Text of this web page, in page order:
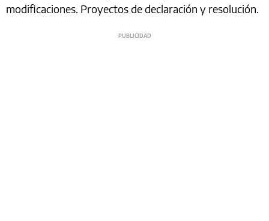
modificaciones. Proyectos de declaración y resolución.